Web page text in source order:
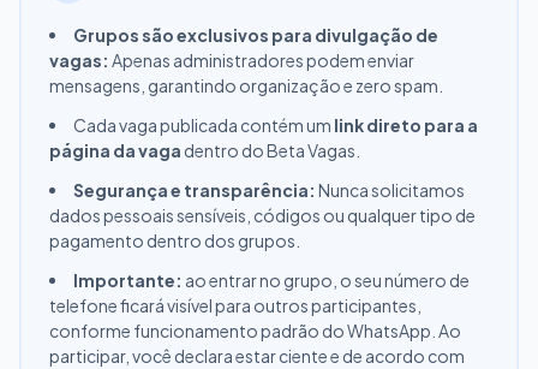
Grupos são exclusivos para divulgação de
vagas: Apenas administradores podem enviar
mensagens, garantindo organização e zero spam.
Cada vaga publicada contém um link direto para a
página da vaga dentro do Beta Vagas.
Segurança e transparência: Nunca solicitamos
dados pessoais sensíveis, códigos ou qualquer tipo de
pagamento dentro dos grupos.
Importante: ao entrar no grupo, o seu número de
telefone ficará visível para outros participantes,
conforme funcionamento padrão do WhatsApp. Ao
participar, você declara estar ciente e de acordo com